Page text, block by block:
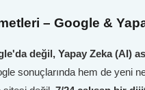
– Google &
değil, Yapay Zeka (AI)
sonuçlarında hem de yeni